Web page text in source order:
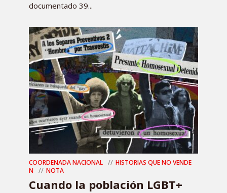
documentado 39...
COORDENADA NACIONAL
HISTORIAS QUE NO VENDE
N
NOTA
Cuando la población LGBT+